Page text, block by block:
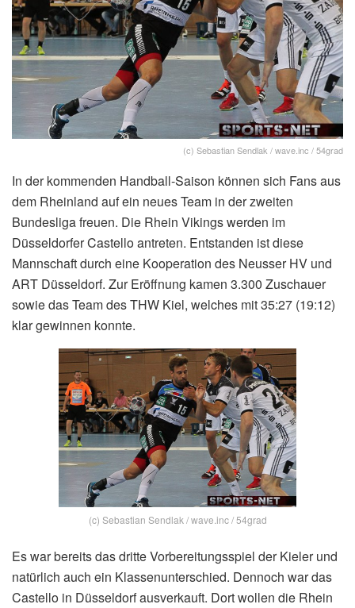
(c) Sebastian Sendlak / wave.inc / 54grad
In der kommenden Handball-Saison können sich Fans aus
dem Rheinland auf ein neues Team in der zweiten
Bundesliga freuen. Die Rhein Vikings werden im
Düsseldorfer Castello antreten. Entstanden ist diese
Mannschaft durch eine Kooperation des Neusser HV und
ART Düsseldorf. Zur Eröffnung kamen 3.300 Zuschauer
sowie das Team des THW Kiel, welches mit 35:27 (19:12)
klar gewinnen konnte.
(c) Sebastian Sendlak / wave.inc / 54grad
Es war bereits das dritte Vorbereitungsspiel der Kieler und
natürlich auch ein Klassenunterschied. Dennoch war das
Castello in Düsseldorf ausverkauft. Dort wollen die Rhein